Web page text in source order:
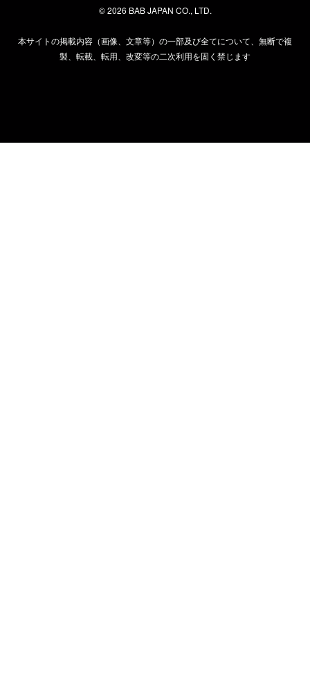
©2026 BAB JAPAN CO., LTD.
本サイトの掲載内容（画像、文章等）の一部及び全てについて、無断で複
製、転載、転用、改変等の二次利用を固く禁じます